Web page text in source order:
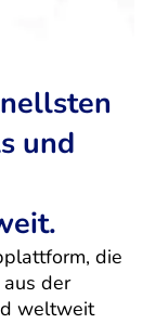
und
die
der
weltweit